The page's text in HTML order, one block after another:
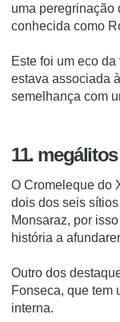
uma peregrinação
conhecida como
Este foi um eco
estava associada
semelhança com
11. megálitos
O Cromeleque do
dois dos seis
Monsaraz, por
história a
Outro dos
Fonseca, que tem
interna.